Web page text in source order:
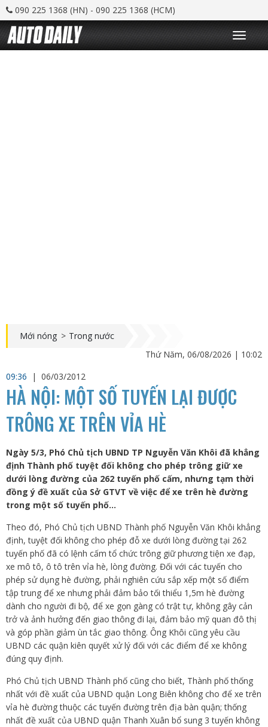
090 225 1368 (HN) - 090 225 1368 (HCM)
T
o
g
Mới nóng > Trong nước
Thứ Năm, 06/08/2026 | 10:02
09:36
| 06/03/2012
HÀ NỘI: MỘT SỐ TUYẾN LẠI ĐƯỢC
TRÔNG XE TRÊN VỈA HÈ
Ngày 5/3, Phó Chủ tịch UBND TP Nguyễn Văn Khôi đã khẳng
định Thành phố tuyệt đối không cho phép trông giữ xe
dưới lòng đường của 262 tuyến phố cấm, nhưng tạm thời
đồng ý đề xuất của Sở GTVT về việc để xe trên hè đường
trong một số tuyến phố…
Theo đó, Phó Chủ tịch UBND Thành phố Nguyễn Văn Khôi khẳng
định, tuyệt đối không cho phép đỗ xe dưới lòng đường tại 262
tuyến phố đã có lệnh cấm tổ chức trông giữ phương tiện xe đạp,
xe mô tô, ô tô trên vỉa hè, lòng đường. Đối với các tuyến cho
phép sử dụng hè đường, phải nghiên cứu sắp xếp một số điểm
tập trung để xe nhưng phải đảm bảo tối thiểu 1,5m hè đường
dành cho người đi bộ, để xe gọn gàng có trật tự, không gây cản
trở và ảnh hưởng đến giao thông đi lại, đảm bảo mỹ quan đô thị
và góp phần giảm ùn tắc giao thông. Ông Khôi cũng yêu cầu
UBND các quận kiên quyết xử lý đối với các điểm để xe không
đúng quy định.
Phó Chủ tịch UBND Thành phố cũng cho biết, Thành phố thống
nhất với đề xuất của UBND quận Long Biên không cho để xe trên
vỉa hè đường thuộc các tuyến đường trên địa bàn quận; thống
nhất đề xuất của UBND quận Thanh Xuân bổ sung 3 tuyến không